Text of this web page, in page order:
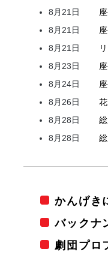
8月21日
8月21日
8月21日
8月23日
8月24日
8月26日
8月28日
8月28日
かんげき
バックナ
劇団プロ